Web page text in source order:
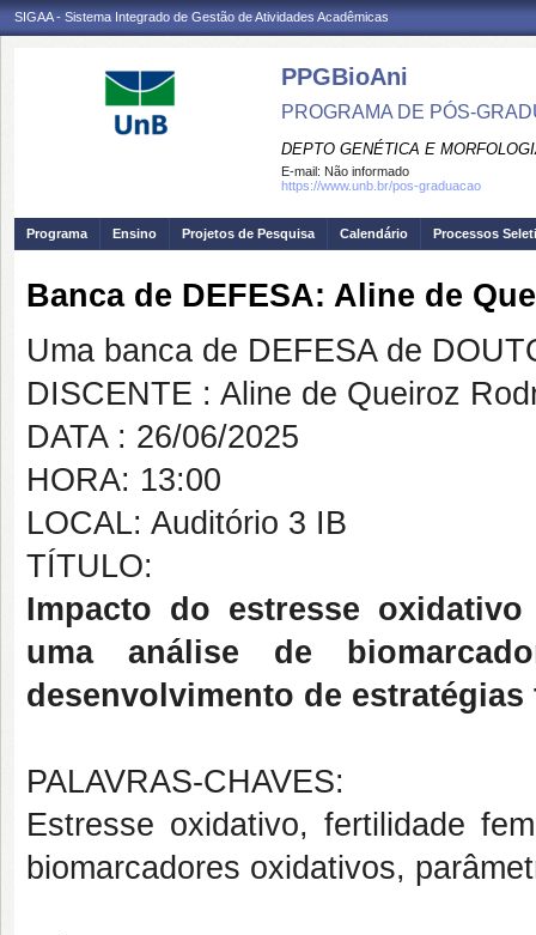
SIGAA - Sistema Integrado de Gestão de Atividades Acadêmicas
PPGBioAni
PROGRAMA DE PÓS-
DEPTO GENÉTICA E
E-mail: Não informado
https://www.unb.br/pos-graduacao
Programa Ensino Projetos de Pesquisa Calendário Processos
Banca de DEFESA: Aline de
Uma banca de DEFESA de
DISCENTE : Aline de Queiroz
DATA : 26/06/2025
HORA: 13:00
LOCAL: Auditório 3 IB
TÍTULO:
Impacto do estresse
uma análise de
desenvolvimento de estratégias
PALAVRAS-CHAVES:
Estresse oxidativo, fertilidade
biomarcadores oxidativos,